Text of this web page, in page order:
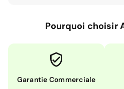
Pourquoi choisir
Garantie Commerciale